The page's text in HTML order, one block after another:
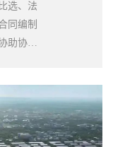
选、法
同编制
助协议